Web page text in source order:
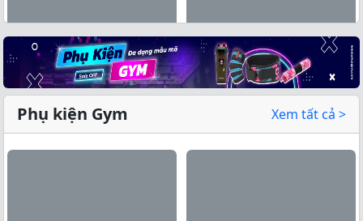
Xem tất cả →
Phụ kiện Gym Xem tất cả >